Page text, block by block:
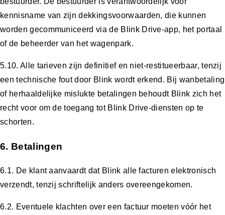
kennisname van zijn dekkingsvoorwaarden, die kunnen
worden gecommuniceerd via de Blink Drive-app, het portaal
of de beheerder van het wagenpark.
5.10. Alle tarieven zijn definitief en niet-restitueerbaar, tenzij
een technische fout door Blink wordt erkend. Bij wanbetaling
of herhaaldelijke mislukte betalingen behoudt Blink zich het
recht voor om de toegang tot Blink Drive-diensten op te
schorten.
6. Betalingen
6.1. De klant aanvaardt dat Blink alle facturen elektronisch
verzendt, tenzij schriftelijk anders overeengekomen.
6.2. Eventuele klachten over een factuur moeten vóór het